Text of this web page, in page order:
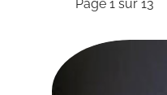
Page 1 sur 13